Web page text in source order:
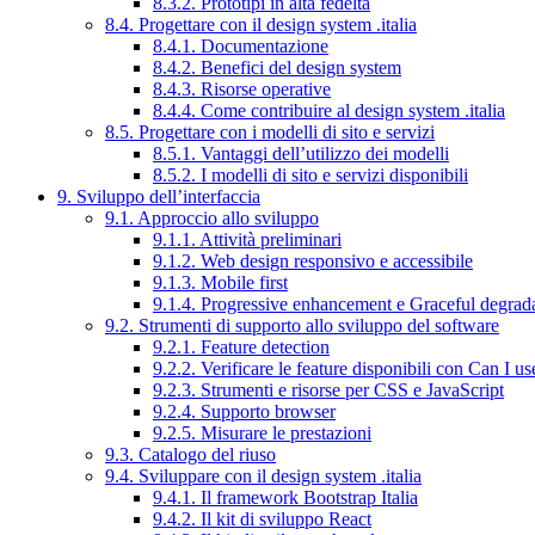
8.4. Progettare con il design system .italia
8.4.1. Documentazione
8.4.2. Benefici del design system
8.4.3. Risorse operative
8.4.4. Come contribuire al design system .italia
8.5. Progettare con i modelli di sito e servizi
8.5.1. Vantaggi dell’utilizzo dei modelli
8.5.2. I modelli di sito e servizi disponibili
9. Sviluppo dell’interfaccia
9.1. Approccio allo sviluppo
9.1.1. Attività preliminari
9.1.2. Web design responsivo e accessibile
9.1.3. Mobile first
9.1.4. Progressive enhancement e Graceful
9.2. Strumenti di supporto allo sviluppo del software
9.2.1. Feature detection
9.2.2. Verificare le feature disponibili con Can I
9.2.3. Strumenti e risorse per CSS e JavaScript
9.2.4. Supporto browser
9.2.5. Misurare le prestazioni
9.3. Catalogo del riuso
9.4. Sviluppare con il design system .italia
9.4.1. Il framework Bootstrap Italia
9.4.2. Il kit di sviluppo React